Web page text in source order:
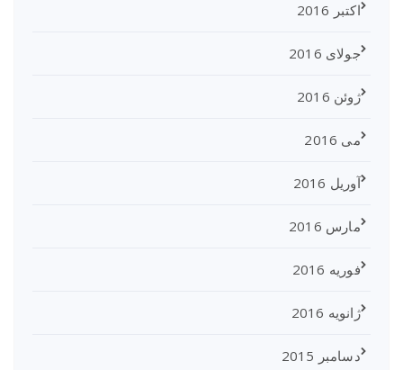
اکتبر 2016
جولای 2016
ژوئن 2016
می 2016
آوریل 2016
مارس 2016
فوریه 2016
ژانویه 2016
دسامبر 2015